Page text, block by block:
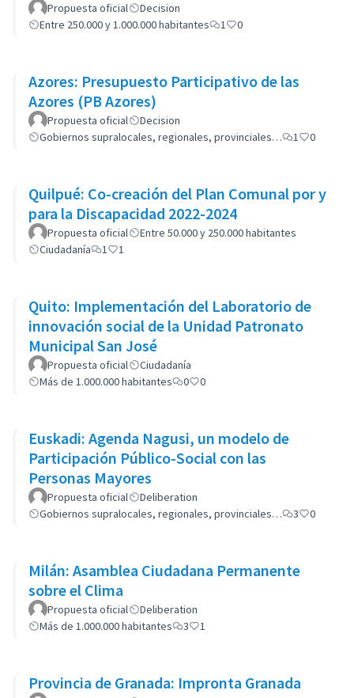
Propuesta oficial
Decision
Entre 250.000 y 1.000.000 habitantes
1 0
Azores: Presupuesto Participativo de las
Azores (PB Azores)
Propuesta oficial
Decision
Gobiernos supralocales, regionales, provinciales…
1 0
Quilpué: Co-creación del Plan Comunal por y
para la Discapacidad 2022-2024
Propuesta oficial
Entre 50.000 y 250.000 habitantes
Ciudadanía
1 1
Quito: Implementación del Laboratorio de
innovación social de la Unidad Patronato
Municipal San José
Propuesta oficial
Ciudadanía
Más de 1.000.000 habitantes
0 0
Euskadi: Agenda Nagusi, un modelo de
Participación Público-Social con las
Personas Mayores
Propuesta oficial
Deliberation
Gobiernos supralocales, regionales, provinciales…
3 0
Milán: Asamblea Ciudadana Permanente
sobre el Clima
Propuesta oficial
Deliberation
Más de 1.000.000 habitantes
3 1
Provincia de Granada: Impronta Granada